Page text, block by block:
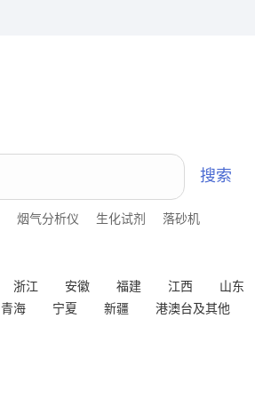
搜索
烟气分析仪 生化试剂 落砂机
浙江 安徽 福建 江西 山东
青海 宁夏 新疆 港澳台及其他